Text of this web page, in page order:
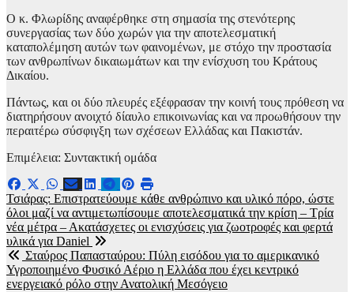
Ο κ. Φλωρίδης αναφέρθηκε στη σημασία της στενότερης
συνεργασίας των δύο χωρών για την αποτελεσματική
καταπολέμηση αυτών των φαινομένων, με στόχο την προστασία
των ανθρωπίνων δικαιωμάτων και την ενίσχυση του Κράτους
Δικαίου.
Πάντως, και οι δύο πλευρές εξέφρασαν την κοινή τους πρόθεση να
διατηρήσουν ανοιχτό δίαυλο επικοινωνίας και να προωθήσουν την
περαιτέρω σύσφιγξη των σχέσεων Ελλάδας και Πακιστάν.
Επιμέλεια: Συντακτική ομάδα
Πλοήγηση
άρθρων
Τσιάρας: Επιστρατεύουμε κάθε ανθρώπινο και υλικό πόρο, ώστε
όλοι μαζί να αντιμετωπίσουμε αποτελεσματικά την κρίση – Τρία
νέα μέτρα – Ακατάσχετες οι ενισχύσεις για ζωοτροφές και φερτά
υλικά για Daniel
Σταύρος Παπασταύρου: Πύλη εισόδου για το αμερικανικό
Υγροποιημένο Φυσικό Αέριο η Ελλάδα που έχει κεντρικό
ενεργειακό ρόλο στην Ανατολική Μεσόγειο